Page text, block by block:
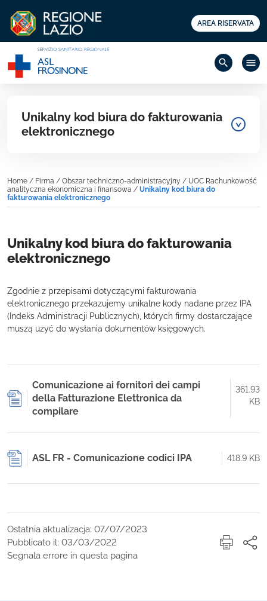
AREA RISERVATA
search menu
Unikalny kod biura do fakturowania
elektronicznego
Home / Firma / Obszar techniczno-administracyjny / UOC Rachunkowość
analityczna ekonomiczna i finansowa / Unikalny kod biura do
fakturowania elektronicznego
Unikalny kod biura do fakturowania
elektronicznego
Zgodnie z przepisami dotyczącymi fakturowania
elektronicznego przekazujemy unikalne kody nadane przez IPA
(Indeks Administracji Publicznych), których firmy dostarczające
muszą użyć do wysłania dokumentów księgowych.
Comunicazione ai fornitori dei campi
della Fatturazione Elettronica da
compilare
361.93
KB
ASL FR - Comunicazione codici IPA 418.9 KB
Ostatnia aktualizacja: 07/07/2023
Pubblicato il: 03/03/2022
Segnala errore in questa pagina